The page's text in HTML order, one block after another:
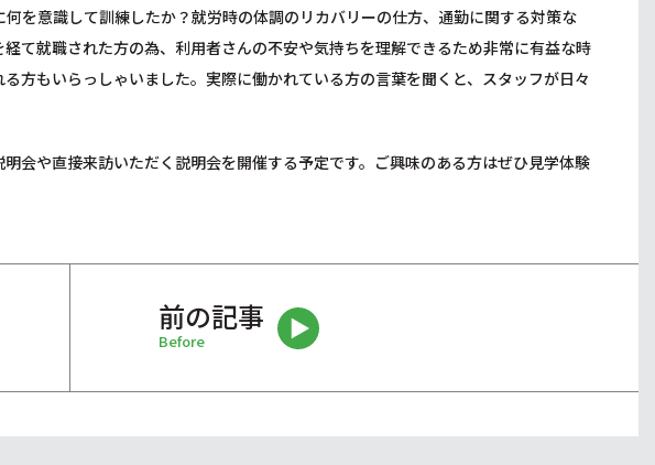
を意識して訓練したか？就労時の体調のリカバリーの仕方、通勤に関する対策な
て就職された方の為、利用者さんの不安や気持ちを理解できるため非常に有益な時
方もいらっしゃいました。実際に働かれている方の言葉を聞くと、スタッフが日々
会や直接来訪いただく説明会を開催する予定です。ご興味のある方はぜひ見学体験
前の記事
Before